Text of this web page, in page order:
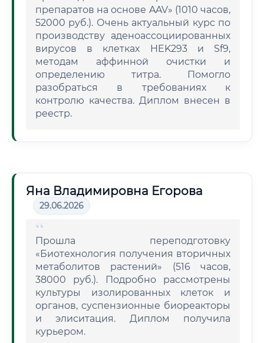
препаратов на основе AAV» (1010 часов,
52000 руб.). Очень актуальный курс по
производству аденоассоциированных
вирусов в клетках HEK293 и Sf9,
методам аффинной очистки и
определению титра. Помогло
разобраться в требованиях к
контролю качества. Диплом внесен в
реестр.
Яна Владимировна Егорова
29.06.2026
Прошла переподготовку
«Биотехнология получения вторичных
метаболитов растений» (516 часов,
38000 руб.). Подробно рассмотрены
культуры изолированных клеток и
органов, суспензионные биореакторы
и элиситация. Диплом получила
курьером.